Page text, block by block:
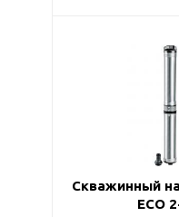
Скважинный
ECO